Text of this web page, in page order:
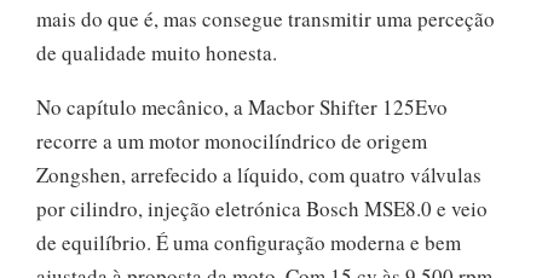
mais do que é, mas consegue transmitir uma perceção
de qualidade muito honesta.
No capítulo mecânico, a Macbor Shifter 125Evo
recorre a um motor monocilíndrico de origem
Zongshen, arrefecido a líquido, com quatro válvulas
por cilindro, injeção eletrónica Bosch MSE8.0 e veio
de equilíbrio. É uma configuração moderna e bem